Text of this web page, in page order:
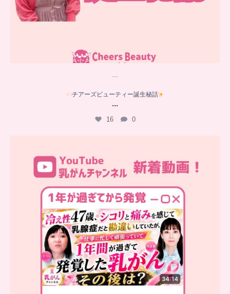
…
チアーズビューティー誕生秘話
...
16 0
新着動画
シコリと痛みを感じて
...
10